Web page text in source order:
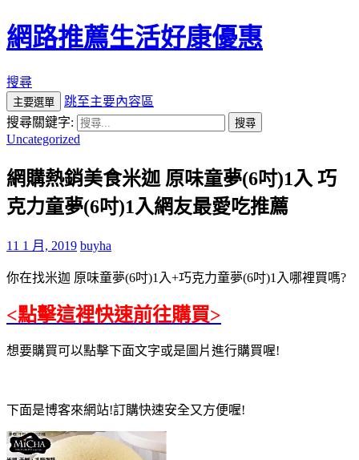
網路推薦生活好康優惠
搜尋
主要選單
跳至主要內容區
搜尋關鍵字:
Uncategorized
網購熱銷美食米迦 原味童夢(6吋)1入 巧
克力童夢(6吋)1入網友最愛吃推薦
11 1 月, 2019 buyha
你在找米迦 原味童夢(6吋)1入+巧克力童夢(6吋)1入哪裡買嗎?
<點擊這裡快速前往購買>
想要購買可以點擊下面文字或是圖片進行購買喔!
下面是博客來網站!訂購快速安全又方便喔!